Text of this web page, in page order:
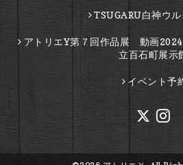
TSUGARU白神ウ
アトリエY第７回作品展 動画
立百石町展示
イベント予